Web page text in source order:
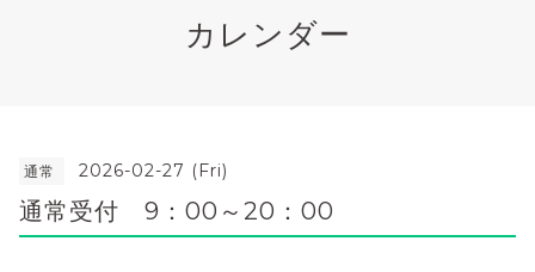
カレンダー
通常 2026-02-27 (Fri)
通常受付 9：00～20：00